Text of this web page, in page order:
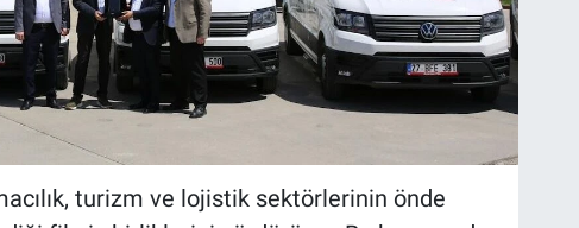
turizm ve lojistik sektörlerinin önde